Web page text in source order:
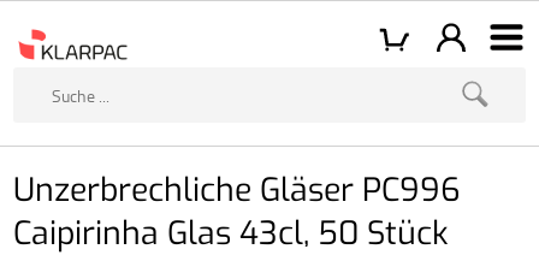
Unzerbrechliche Gläser PC996
Caipirinha Glas 43cl, 50 Stück